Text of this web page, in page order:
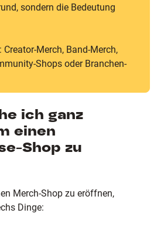
sondern die Bedeutung
Merch, Band-Merch,
Shops oder Branchen-
ich ganz
einen
Shop zu
Merch-Shop zu eröffnen,
Dinge: